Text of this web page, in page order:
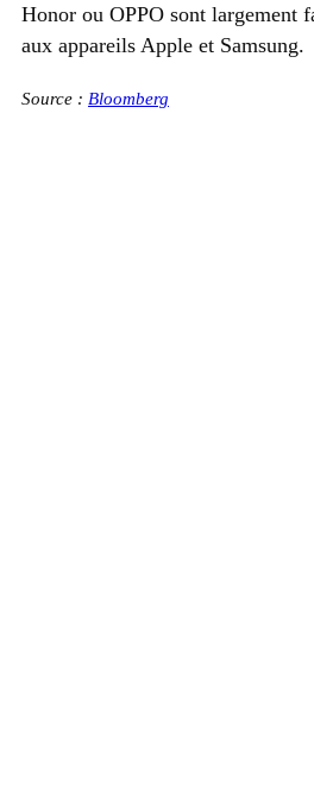
Honor ou OPPO sont largement
aux appareils Apple et Samsung.
Source : Bloomberg